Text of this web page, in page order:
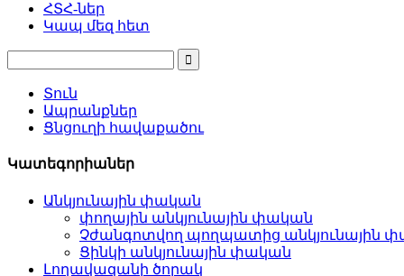
ՀՏՀ-ներ
Կապ մեզ հետ
Տուն
Ապրանքներ
Ցնցուղի հավաքածու
Կատեգորիաներ
Անկյունային փական
փողային անկյունային փական
Չժանգոտվող պողպատից անկյունային
Ցինկի անկյունային փական
Լողավազանի ծորակ